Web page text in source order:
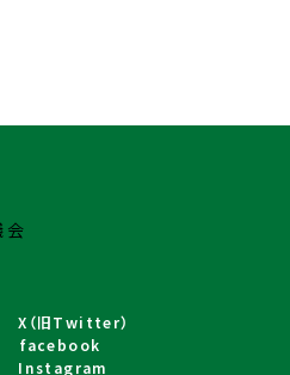
X（旧Twitter）
facebook
Instagram